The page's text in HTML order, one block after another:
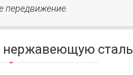
передвижение.
сталь